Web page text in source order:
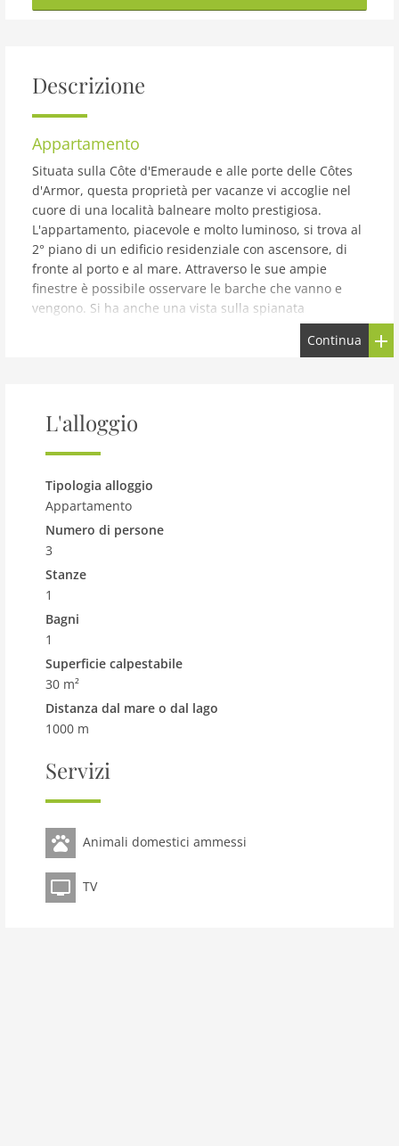
Descrizione
Appartamento
Situata sulla Côte d'Emeraude e alle porte delle Côtes
d'Armor, questa proprietà per vacanze vi accoglie nel
cuore di una località balneare molto prestigiosa.
L'appartamento, piacevole e molto luminoso, si trova al
2° piano di un edificio residenziale con ascensore, di
fronte al porto e al mare. Attraverso le sue ampie
finestre è possibile osservare le barche che vanno e
vengono. Si ha anche una vista sulla spianata
fiancheggiata da ristoranti e sulle ampie spiagge di
sabbia dorata, raggiungibili tramite un sentiero a piedi
L'aeroporto di Pleurtuit dista solo 15 minuti.
Continua
L'alloggio
Tipologia alloggio
Appartamento
Numero di persone
3
Stanze
1
Bagni
1
Superficie calpestabile
30 m²
Distanza dal mare o dal lago
1000 m
Servizi
Animali domestici ammessi
TV